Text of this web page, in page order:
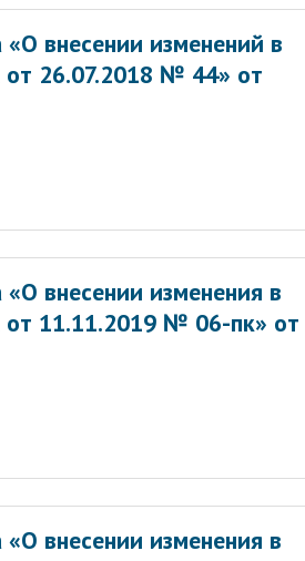
внесении изменений в
от 26.07.2018 № 44» от
внесении изменения в
от 11.11.2019 № 06-пк» от
внесении изменения в